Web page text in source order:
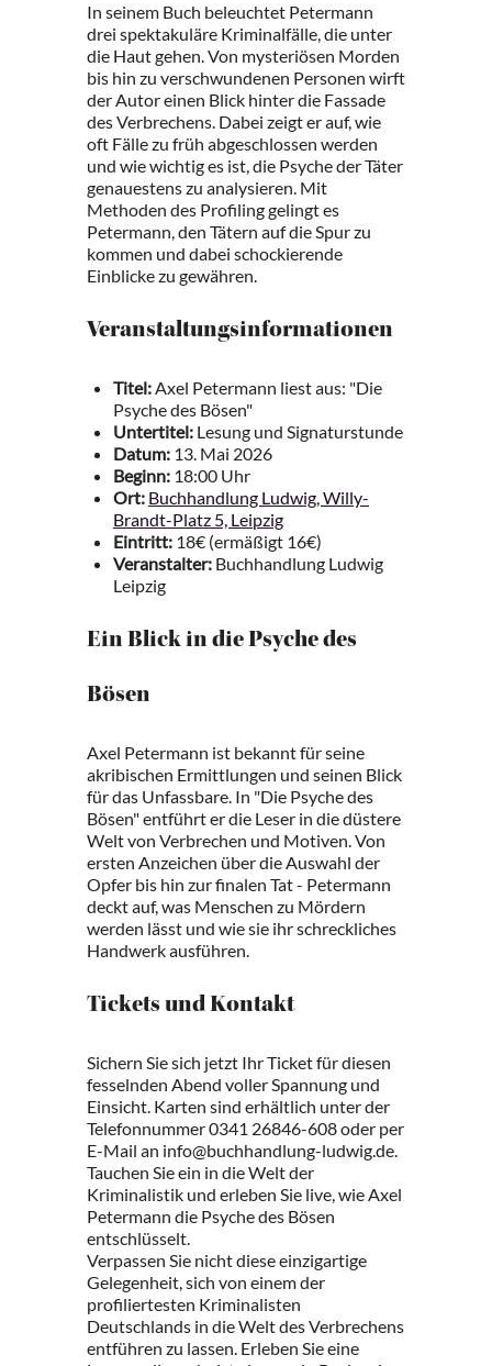
In seinem Buch beleuchtet Petermann
drei spektakuläre Kriminalfälle, die unter
die Haut gehen. Von mysteriösen Morden
bis hin zu verschwundenen Personen wirft
der Autor einen Blick hinter die Fassade
des Verbrechens. Dabei zeigt er auf, wie
oft Fälle zu früh abgeschlossen werden
und wie wichtig es ist, die Psyche der Täter
genauestens zu analysieren. Mit
Methoden des Profiling gelingt es
Petermann, den Tätern auf die Spur zu
kommen und dabei schockierende
Einblicke zu gewähren.
Veranstaltungsinformationen
Titel:Axel Petermann liest aus: "Die
Psyche des Bösen"
Untertitel: Lesung und Signaturstunde
Datum: 13. Mai 2026
Beginn: 18:00 Uhr
Ort: Buchhandlung Ludwig, Willy-
Brandt-Platz 5, Leipzig
Eintritt: 18€ (ermäßigt 16€)
Veranstalter: Buchhandlung Ludwig
Leipzig
Ein Blick in die Psyche des
Bösen
Axel Petermann ist bekannt für seine
akribischen Ermittlungen und seinen Blick
für das Unfassbare. In "Die Psyche des
Bösen" entführt er die Leser in die düstere
Welt von Verbrechen und Motiven. Von
ersten Anzeichen über die Auswahl der
Opfer bis hin zur finalen Tat - Petermann
deckt auf, was Menschen zu Mördern
werden lässt und wie sie ihr schreckliches
Handwerk ausführen.
Tickets und Kontakt
Sichern Sie sich jetzt Ihr Ticket für diesen
fesselnden Abend voller Spannung und
Einsicht. Karten sind erhältlich unter der
Telefonnummer 0341 26846-608 oder per
E-Mail an info@buchhandlung-ludwig.de.
Tauchen Sie ein in die Welt der
Kriminalistik und erleben Sie live, wie Axel
Petermann die Psyche des Bösen
entschlüsselt.
Verpassen Sie nicht diese einzigartige
Gelegenheit, sich von einem der
profiliertesten Kriminalisten
Deutschlands in die Welt des Verbrechens
entführen zu lassen. Erleben Sie eine